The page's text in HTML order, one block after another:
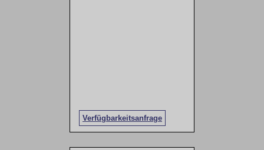
Verfügbarkeitsanfrage